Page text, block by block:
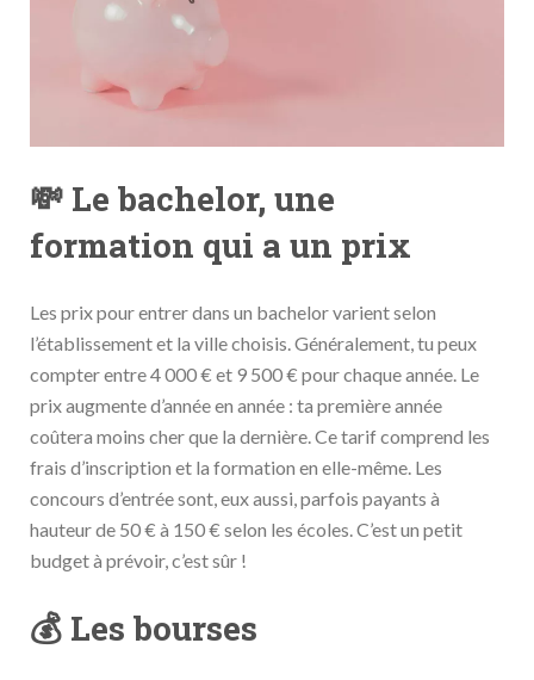
💸 Le bachelor, une
formation qui a un prix
Les prix pour entrer dans un bachelor varient selon
l’établissement et la ville choisis. Généralement, tu peux
compter entre 4 000 € et 9 500 € pour chaque année. Le
prix augmente d’année en année : ta première année
coûtera moins cher que la dernière. Ce tarif comprend les
frais d’inscription et la formation en elle-même. Les
concours d’entrée sont, eux aussi, parfois payants à
hauteur de 50 € à 150 € selon les écoles. C’est un petit
budget à prévoir, c’est sûr !
💰 Les bourses